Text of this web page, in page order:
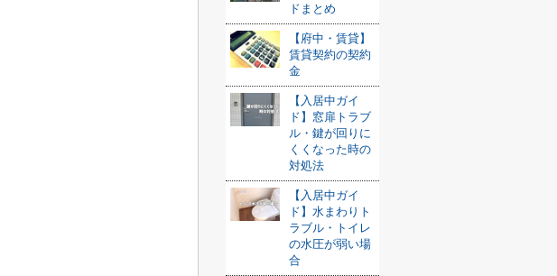
ドまとめ
【府中・賃貸】
賃貸契約の契約
金
【入居中ガイ
ド】窓扉トラブ
ル・鍵が回りに
くくなった時の
対処法
【入居中ガイ
ド】水まわりト
ラブル・トイレ
の水圧が弱い場
合